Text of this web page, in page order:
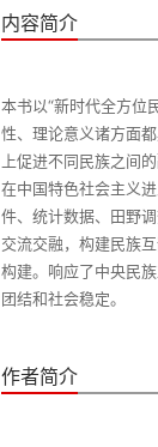
内容简介
本书以“新时代全方位
性、理论意义诸方面
上促进不同民族之间
在中国特色社会主义
件、统计数据、田野
交流交融，构建民族
构建。响应了中央民
作者简介